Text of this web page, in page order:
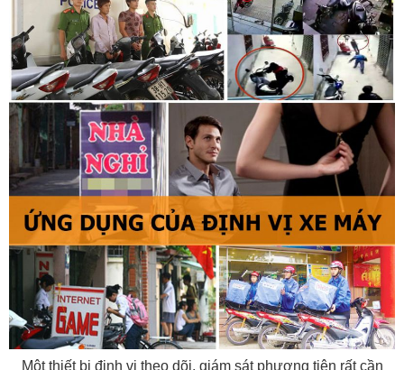
Một thiết bị định vị theo dõi, giám sát phương tiện rất cần